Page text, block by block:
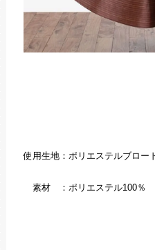
使用生地：ポリエステルブロー
素材 ：ポリエステル100％